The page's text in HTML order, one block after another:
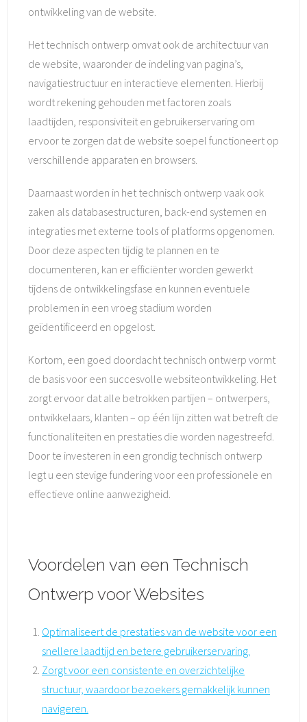
ontwikkeling van de website.
Het technisch ontwerp omvat ook de architectuur van
de website, waaronder de indeling van pagina’s,
navigatiestructuur en interactieve elementen. Hierbij
wordt rekening gehouden met factoren zoals
laadtijden, responsiviteit en gebruikerservaring om
ervoor te zorgen dat de website soepel functioneert op
verschillende apparaten en browsers.
Daarnaast worden in het technisch ontwerp vaak ook
zaken als databasestructuren, back-end systemen en
integraties met externe tools of platforms opgenomen.
Door deze aspecten tijdig te plannen en te
documenteren, kan er efficiënter worden gewerkt
tijdens de ontwikkelingsfase en kunnen eventuele
problemen in een vroeg stadium worden
geïdentificeerd en opgelost.
Kortom, een goed doordacht technisch ontwerp vormt
de basis voor een succesvolle websiteontwikkeling. Het
zorgt ervoor dat alle betrokken partijen – ontwerpers,
ontwikkelaars, klanten – op één lijn zitten wat betreft de
functionaliteiten en prestaties die worden nagestreefd.
Door te investeren in een grondig technisch ontwerp
legt u een stevige fundering voor een professionele en
effectieve online aanwezigheid.
Voordelen van een Technisch
Ontwerp voor Websites
Optimaliseert de prestaties van de website voor een
snellere laadtijd en betere gebruikerservaring.
Zorgt voor een consistente en overzichtelijke
structuur, waardoor bezoekers gemakkelijk kunnen
navigeren.